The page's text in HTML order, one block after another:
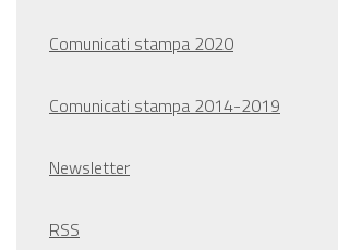
Comunicati stampa 2020
Comunicati stampa 2014-2019
Newsletter
RSS